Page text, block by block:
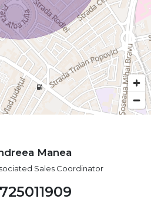
Manea
Sales Coordinator